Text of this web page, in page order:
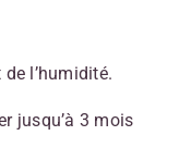
l’humidité.
jusqu’à 3 mois